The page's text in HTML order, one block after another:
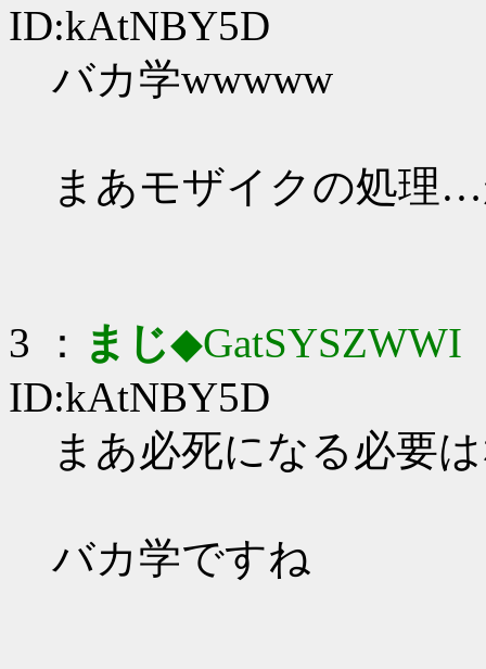
ID:kAtNBY5D
バカ学wwwww
まあモザイクの処理
3 ： まじ◆GatSYSZWWI
ID:kAtNBY5D
まあ必死になる必要
バカ学ですね